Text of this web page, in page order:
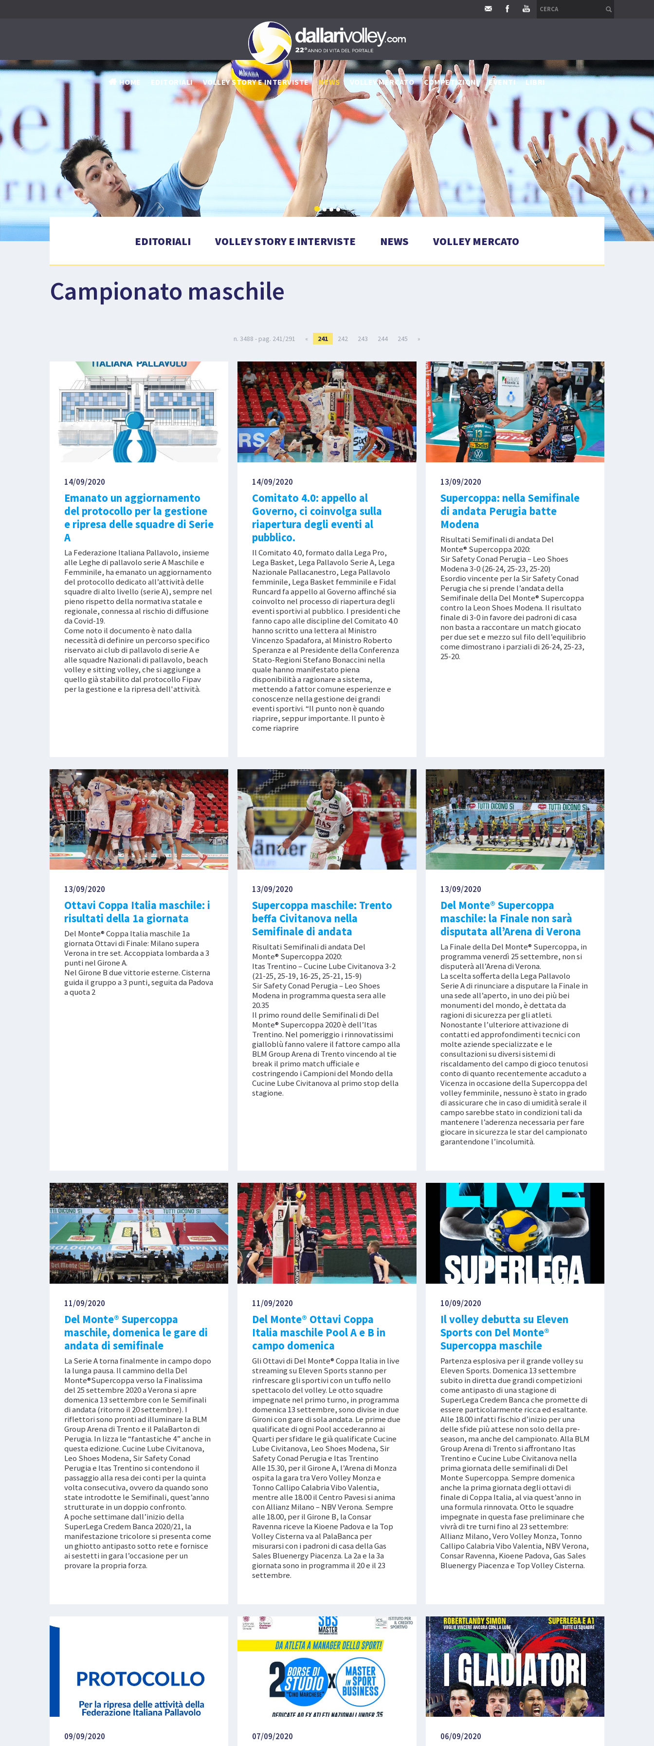
HOME EDITORIALI VOLLEY STORY E INTERVISTE NEWS VOLLEY MERCATO COMPETIZIONI EVENTI LIBRI
‹ ›
EDITORIALI VOLLEY STORY E INTERVISTE NEWS VOLLEY MERCATO
Campionato maschile
n. 3488 - pag. 241/291 « 241 242 243 244 245 »
14/09/2020
Emanato un aggiornamento
del protocollo per la gestione
e ripresa delle squadre di Serie
A
La Federazione Italiana Pallavolo, insieme
alle Leghe di pallavolo serie A Maschile e
Femminile, ha emanato un aggiornamento
del protocollo dedicato all’attività delle
squadre di alto livello (serie A), sempre nel
pieno rispetto della normativa statale e
regionale, connessa al rischio di diffusione
da Covid-19.
Come noto il documento è nato dalla
necessità di definire un percorso specifico
riservato ai club di pallavolo di serie A e
alle squadre Nazionali di pallavolo, beach
volley e sitting volley, che si aggiunge a
quello già stabilito dal protocollo Fipav
per la gestione e la ripresa dell'attività.
14/09/2020
Comitato 4.0: appello al
Governo, ci coinvolga sulla
riapertura degli eventi al
pubblico.
Il Comitato 4.0, formato dalla Lega Pro,
Lega Basket, Lega Pallavolo Serie A, Lega
Nazionale Pallacanestro, Lega Pallavolo
femminile, Lega Basket femminile e Fidal
Runcard fa appello al Governo affinché sia
coinvolto nel processo di riapertura degli
eventi sportivi al pubblico. I presidenti che
fanno capo alle discipline del Comitato 4.0
hanno scritto una lettera al Ministro
Vincenzo Spadafora, al Ministro Roberto
Speranza e al Presidente della Conferenza
Stato-Regioni Stefano Bonaccini nella
quale hanno manifestato piena
disponibilità a ragionare a sistema,
mettendo a fattor comune esperienze e
conoscenze nella gestione dei grandi
eventi sportivi. “Il punto non è quando
riaprire, seppur importante. Il punto è
come riaprire
13/09/2020
Supercoppa: nella Semifinale
di andata Perugia batte
Modena
Risultati Semifinali di andata Del
Monte® Supercoppa 2020:
Sir Safety Conad Perugia – Leo Shoes
Modena 3-0 (26-24, 25-23, 25-20)
Esordio vincente per la Sir Safety Conad
Perugia che si prende l’andata della
Semifinale della Del Monte® Supercoppa
contro la Leon Shoes Modena. Il risultato
finale di 3-0 in favore dei padroni di casa
non basta a raccontare un match giocato
per due set e mezzo sul filo dell’equilibrio
come dimostrano i parziali di 26-24, 25-23,
25-20.
13/09/2020
Ottavi Coppa Italia maschile: i
risultati della 1a giornata
Del Monte® Coppa Italia maschile 1a
giornata Ottavi di Finale: Milano supera
Verona in tre set. Accoppiata lombarda a 3
punti nel Girone A.
Nel Girone B due vittorie esterne. Cisterna
guida il gruppo a 3 punti, seguita da Padova
a quota 2
13/09/2020
Supercoppa maschile: Trento
beffa Civitanova nella
Semifinale di andata
Risultati Semifinali di andata Del
Monte® Supercoppa 2020:
Itas Trentino – Cucine Lube Civitanova 3-2
(21-25, 25-19, 16-25, 25-21, 15-9)
Sir Safety Conad Perugia – Leo Shoes
Modena in programma questa sera alle
20.35
Il primo round delle Semifinali di Del
Monte® Supercoppa 2020 è dell’Itas
Trentino. Nel pomeriggio i rinnovatissimi
gialloblù fanno valere il fattore campo alla
BLM Group Arena di Trento vincendo al tie
break il primo match ufficiale e
costringendo i Campioni del Mondo della
Cucine Lube Civitanova al primo stop della
stagione.
13/09/2020
Del Monte® Supercoppa
maschile: la Finale non sarà
disputata all’Arena di Verona
La Finale della Del Monte® Supercoppa, in
programma venerdì 25 settembre, non si
disputerà all’Arena di Verona.
La scelta sofferta della Lega Pallavolo
Serie A di rinunciare a disputare la Finale in
una sede all’aperto, in uno dei più bei
monumenti del mondo, è dettata da
ragioni di sicurezza per gli atleti.
Nonostante l’ulteriore attivazione di
contatti ed approfondimenti tecnici con
molte aziende specializzate e le
consultazioni su diversi sistemi di
riscaldamento del campo di gioco tenutosi
conto di quanto recentemente accaduto a
Vicenza in occasione della Supercoppa del
volley femminile, nessuno è stato in grado
di assicurare che in caso di umidità serale il
campo sarebbe stato in condizioni tali da
mantenere l’aderenza necessaria per fare
giocare in sicurezza le star del campionato
garantendone l’incolumità.
11/09/2020
Del Monte® Supercoppa
maschile, domenica le gare di
andata di semifinale
La Serie A torna finalmente in campo dopo
la lunga pausa. Il cammino della Del
Monte®Supercoppa verso la Finalissima
del 25 settembre 2020 a Verona si apre
domenica 13 settembre con le Semifinali
di andata (ritorno il 20 settembre). I
riflettori sono pronti ad illuminare la BLM
Group Arena di Trento e il PalaBarton di
Perugia. In lizza le “fantastiche 4” anche in
questa edizione. Cucine Lube Civitanova,
Leo Shoes Modena, Sir Safety Conad
Perugia e Itas Trentino si contendono il
passaggio alla resa dei conti per la quinta
volta consecutiva, ovvero da quando sono
state introdotte le Semifinali, quest’anno
strutturate in un doppio confronto.
A poche settimane dall’inizio della
SuperLega Credem Banca 2020/21, la
manifestazione tricolore si presenta come
un ghiotto antipasto sotto rete e fornisce
ai sestetti in gara l’occasione per un
provare la propria forza.
11/09/2020
Del Monte® Ottavi Coppa
Italia maschile Pool A e B in
campo domenica
Gli Ottavi di Del Monte® Coppa Italia in live
streaming su Eleven Sports stanno per
rinfrescare gli sportivi con un tuffo nello
spettacolo del volley. Le otto squadre
impegnate nel primo turno, in programma
domenica 13 settembre, sono divise in due
Gironi con gare di sola andata. Le prime due
qualificate di ogni Pool accederanno ai
Quarti per sfidare le già qualificate Cucine
Lube Civitanova, Leo Shoes Modena, Sir
Safety Conad Perugia e Itas Trentino
Alle 15.30, per il Girone A, l’Arena di Monza
ospita la gara tra Vero Volley Monza e
Tonno Callipo Calabria Vibo Valentia,
mentre alle 18.00 il Centro Pavesi si anima
con Allianz Milano – NBV Verona. Sempre
alle 18.00, per il Girone B, la Consar
Ravenna riceve la Kioene Padova e la Top
Volley Cisterna va al PalaBanca per
misurarsi con i padroni di casa della Gas
Sales Bluenergy Piacenza. La 2a e la 3a
giornata sono in programma il 20 e il 23
settembre.
10/09/2020
Il volley debutta su Eleven
Sports con Del Monte®
Supercoppa maschile
Partenza esplosiva per il grande volley su
Eleven Sports. Domenica 13 settembre
subito in diretta due grandi competizioni
come antipasto di una stagione di
SuperLega Credem Banca che promette di
essere particolarmente ricca ed esaltante.
Alle 18.00 infatti fischio d’inizio per una
delle sfide più attese non solo della pre-
season, ma anche del campionato. Alla BLM
Group Arena di Trento si affrontano Itas
Trentino e Cucine Lube Civitanova nella
prima giornata delle semifinali di Del
Monte Supercoppa. Sempre domenica
anche la prima giornata degli ottavi di
finale di Coppa Italia, al via quest’anno in
una formula rinnovata. Otto le squadre
impegnate in questa fase preliminare che
vivrà di tre turni fino al 23 settembre:
Allianz Milano, Vero Volley Monza, Tonno
Callipo Calabria Vibo Valentia, NBV Verona,
Consar Ravenna, Kioene Padova, Gas Sales
Bluenergy Piacenza e Top Volley Cisterna.
09/09/2020 07/09/2020 06/09/2020